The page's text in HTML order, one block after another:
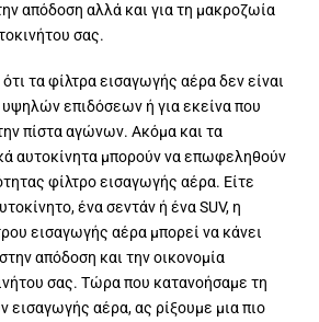
απόδοση αλλά και για τη μακροζωία
σας.
τα φίλτρα εισαγωγής αέρα δεν είναι
υψηλών επιδόσεων ή για εκείνα που
πίστα αγώνων. Ακόμα και τα
αυτοκίνητα μπορούν να επωφεληθούν
φίλτρο εισαγωγής αέρα. Είτε
ένα σεντάν ή ένα SUV, η
εισαγωγής αέρα μπορεί να κάνει
απόδοση και την οικονομία
σας. Τώρα που κατανοήσαμε τη
εισαγωγής αέρα, ας ρίξουμε μια πιο